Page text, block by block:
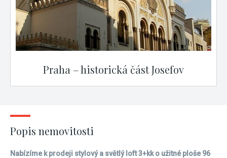
Praha – historická část Josefov
Popis nemovitosti
Nabízíme k prodeji stylový a světlý loft 3+kk o užitné ploše 96